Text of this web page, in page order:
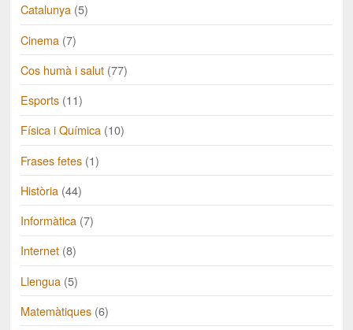
Catalunya (5)
Cinema (7)
Cos humà i salut (77)
Esports (11)
Física i Química (10)
Frases fetes (1)
Història (44)
Informàtica (7)
Internet (8)
Llengua (5)
Matemàtiques (6)